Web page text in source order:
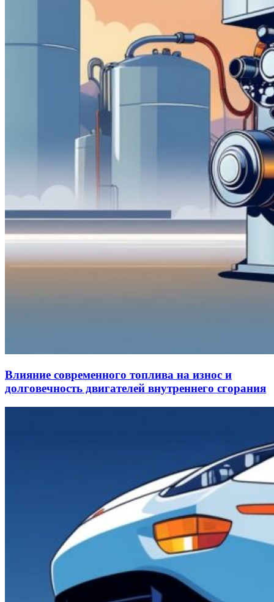
Влияние современного топлива на износ и
долговечность двигателей внутреннего сгорания